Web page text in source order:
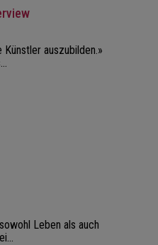
auszubilden.»
Leben als auch